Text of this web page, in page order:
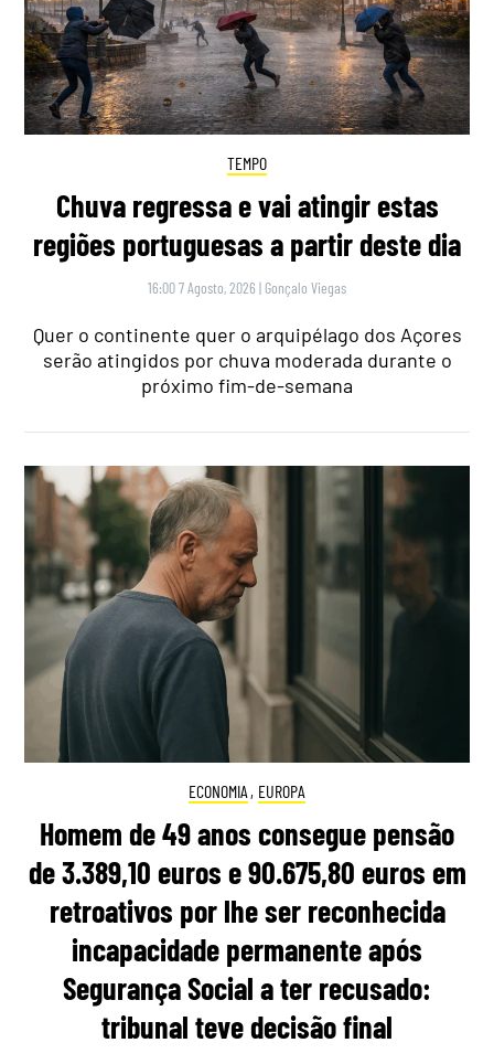
TEMPO
Chuva regressa e vai atingir estas
regiões portuguesas a partir deste dia
16:00 7 Agosto, 2026 | Gonçalo Viegas
Quer o continente quer o arquipélago dos Açores
serão atingidos por chuva moderada durante o
próximo fim-de-semana
ECONOMIA , EUROPA
Homem de 49 anos consegue pensão
de 3.389,10 euros e 90.675,80 euros em
retroativos por lhe ser reconhecida
incapacidade permanente após
Segurança Social a ter recusado:
tribunal teve decisão final